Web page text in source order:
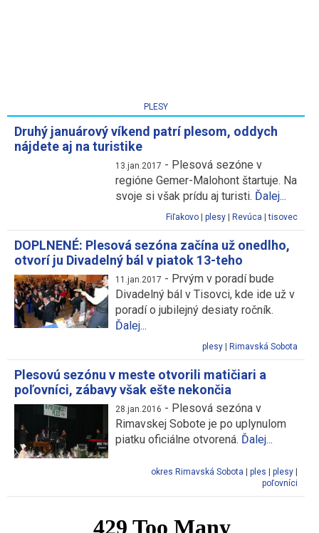
PLESY
Druhý januárový víkend patrí plesom, oddych
nájdete aj na turistike
13.jan.2017 - Plesová sezóne v
regióne Gemer-Malohont štartuje. Na
svoje si však prídu aj turisti. Ďalej...
Fiľakovo plesy Revúca |tisovec
DOPLNENÉ: Plesová sezóna začína už onedlho,
otvorí ju Divadelný bál v piatok 13-teho
11.jan.2017 - Prvým v poradí bude
Divadelný bál v Tisovci, kde ide už v
poradí o jubilejný desiaty ročník.
Ďalej...
plesy Rimavská Sobota
Plesovú sezónu v meste otvorili matičiari a
poľovníci, zábavy však ešte nekončia
28.jan.2016 - Plesová sezóna v
Rimavskej Sobote je po uplynulom
piatku oficiálne otvorená. Ďalej...
okres Rimavská Sobota ples plesy
poľovníci